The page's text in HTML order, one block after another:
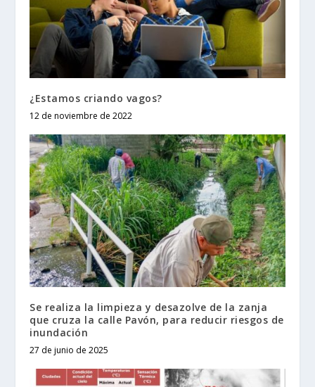
¿Estamos criando vagos?
12 de noviembre de 2022
Se realiza la limpieza y desazolve de la zanja
que cruza la calle Pavón, para reducir riesgos de
inundación
27 de junio de 2025